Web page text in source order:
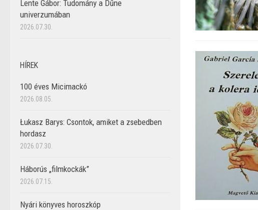
Lente Gábor: Tudomány a Dűne
univerzumában
2026.07.30.
HÍREK
100 éves Micimackó
2026.08.05.
Łukasz Barys: Csontok, amiket a zsebedben
hordasz
2026.07.30.
Háborús „filmkockák”
2026.07.15.
Nyári könyves horoszkóp